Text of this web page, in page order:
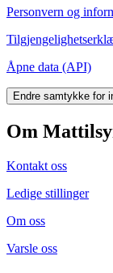
Personvern og
Åpne data (API)
Endre samtykke for
Om
Kontakt oss
Ledige stillinger
Om oss
Varsle oss